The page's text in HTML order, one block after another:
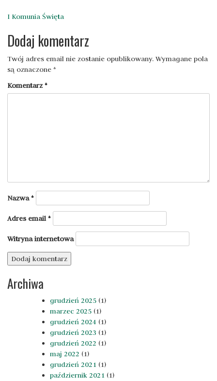
Nawigacja
wpisu
I Komunia Święta
Dodaj komentarz
Twój adres email nie zostanie opublikowany. Wymagane pola
są oznaczone *
Komentarz*
Nazwa*
Adres email*
Witryna internetowa
Archiwa
grudzień 2025 (1)
marzec 2025 (1)
grudzień 2024 (1)
grudzień 2023 (1)
grudzień 2022 (1)
maj 2022 (1)
grudzień 2021 (1)
październik 2021 (1)